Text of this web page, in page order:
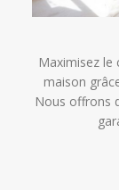
Maximisez
maison
Nous offrons